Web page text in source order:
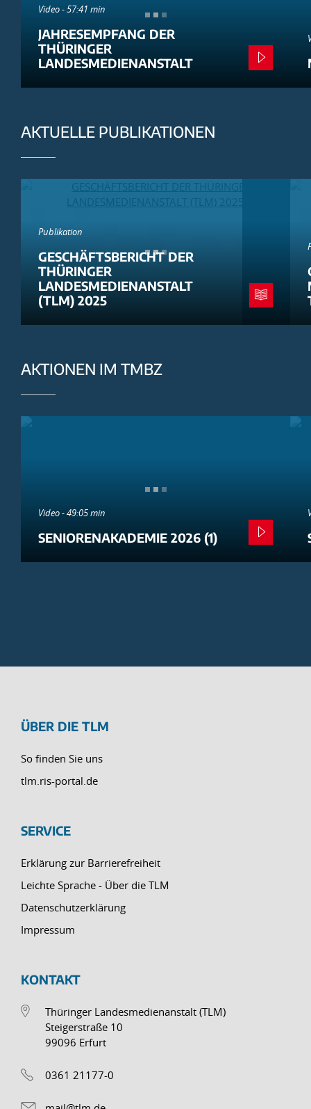
Video - 57:41 min
JAHRESEMPFANG DER
THÜRINGER
LANDESMEDIENANSTALT
AKTUELLE PUBLIKATIONEN
Publikation
GESCHÄFTSBERICHT DER
THÜRINGER
LANDESMEDIENANSTALT
(TLM) 2025
AKTIONEN IM TMBZ
Video - 49:05 min
SENIORENAKADEMIE 2026 (1)
ÜBER DIE TLM
So finden Sie uns
tlm.ris-portal.de
SERVICE
Erklärung zur Barrierefreiheit
Leichte Sprache - Über die TLM
Datenschutzerklärung
Impressum
KONTAKT
Thüringer Landesmedienanstalt (TLM)
Steigerstraße 10
99096 Erfurt
0361 21177-0